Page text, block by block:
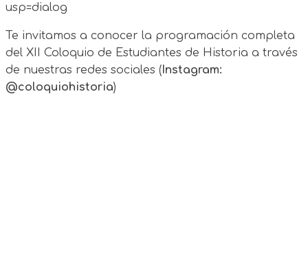
usp=dialog
Te invitamos a conocer la programación completa
del XII Coloquio de Estudiantes de Historia a través
de nuestras redes sociales (Instagram:
@coloquiohistoria)